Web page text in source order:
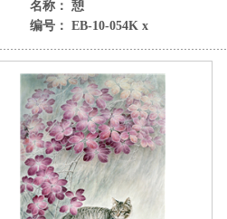
名称： 憩
编号： EB-10-054K x